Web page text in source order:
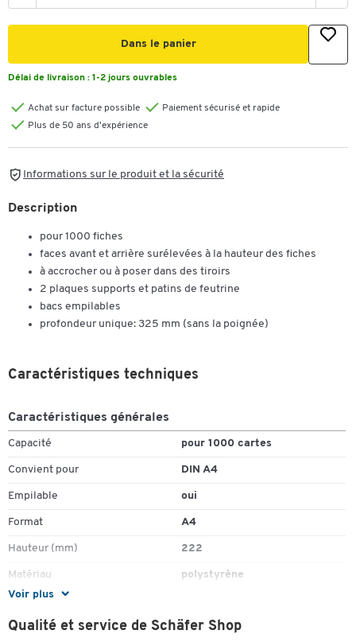
Dans le panier
Délai de livraison : 1-2 jours ouvrables
Achat sur facture possible
Paiement sécurisé et rapide
Plus de 50 ans d'expérience
Informations sur le produit et la sécurité
Description
pour 1000 fiches
faces avant et arrière surélevées à la hauteur des fiches
à accrocher ou à poser dans des tiroirs
2 plaques supports et patins de feutrine
bacs empilables
profondeur unique: 325 mm (sans la poignée)
Voir plus
Caractéristiques techniques
Caractéristiques générales
Capacité pour 1000 cartes
Convient pour DIN A4
Empilable oui
Format A4
Hauteur (mm) 222
Matériau polystyrène
Profondeur (mm)
Couleurs
Qualité et service de Schäfer Shop